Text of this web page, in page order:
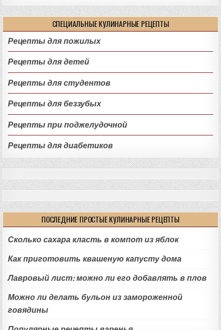
СПЕЦИАЛЬНЫЕ КУЛИНАРНЫЕ РЕЦЕПТЫ
Рецепты для пожилых
Рецепты для детей
Рецепты для студентов
Рецепты для беззубых
Рецепты при поджелудочной
Рецепты для диабетиков
ПОСЛЕДНИЕ ПРОСТЫЕ КУЛИНАРНЫЕ РЕЦЕПТЫ
Сколько сахара класть в компот из яблок
Как приготовить квашеную капусту дома
Лавровый лист: можно ли его добавлять в плов
Можно ли делать бульон из замороженной
говядины